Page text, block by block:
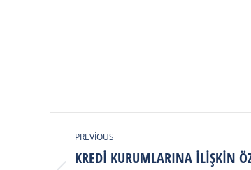
NAVIGATION
PREVIOUS
KREDI KURUMLARINA İLIŞKIN